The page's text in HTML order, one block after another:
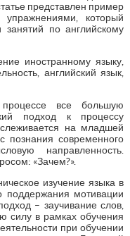
представлен пример
упражнениями, который
по английскому
иностранному языку,
английский язык,
все большую
подход к процессу
на младшей
познания современного
направленность.
«Зачем?».
изучение языка в
поддержания мотивации
– заучивание слов,
силу в рамках обучения
при обучении